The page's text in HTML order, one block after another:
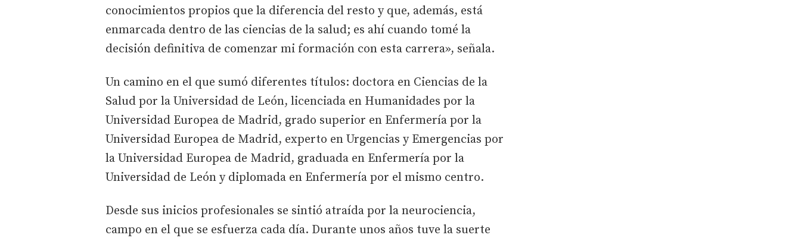
conocimientos propios que la diferencia del resto y que, además, está
enmarcada dentro de las ciencias de la salud; es ahí cuando tomé la
decisión definitiva de comenzar mi formación con esta carrera», señala.
Un camino en el que sumó diferentes títulos: doctora en Ciencias de la
Salud por la Universidad de León, licenciada en Humanidades por la
Universidad Europea de Madrid, grado superior en Enfermería por la
Universidad Europea de Madrid, experto en Urgencias y Emergencias por
la Universidad Europea de Madrid, graduada en Enfermería por la
Universidad de León y diplomada en Enfermería por el mismo centro.
Desde sus inicios profesionales se sintió atraída por la neurociencia,
campo en el que se esfuerza cada día. Durante unos años tuve la suerte